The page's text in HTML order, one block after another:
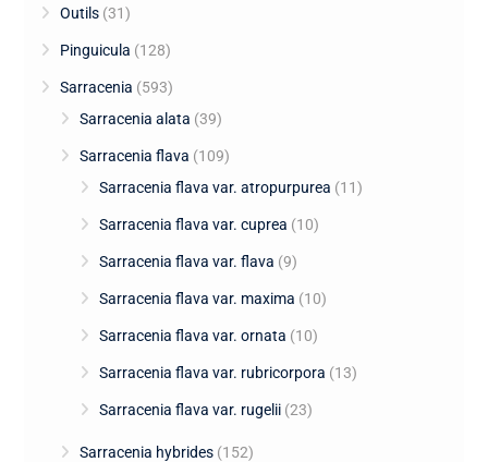
Outils (31)
Pinguicula (128)
Sarracenia (593)
Sarracenia alata (39)
Sarracenia flava (109)
Sarracenia flava var. atropurpurea (11)
Sarracenia flava var. cuprea (10)
Sarracenia flava var. flava (9)
Sarracenia flava var. maxima (10)
Sarracenia flava var. ornata (10)
Sarracenia flava var. rubricorpora (13)
Sarracenia flava var. rugelii (23)
Sarracenia hybrides (152)